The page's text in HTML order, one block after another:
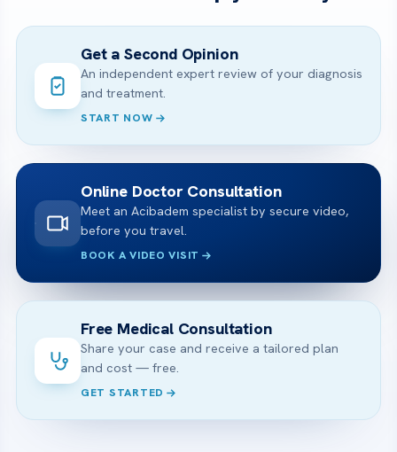
Get a Second Opinion
An independent expert review of your diagnosis
and treatment.
START NOW
Online Doctor Consultation
Meet an Acibadem specialist by secure video,
before you travel.
BOOK A VIDEO VISIT
Free Medical Consultation
Share your case and receive a tailored plan
and cost — free.
GET STARTED